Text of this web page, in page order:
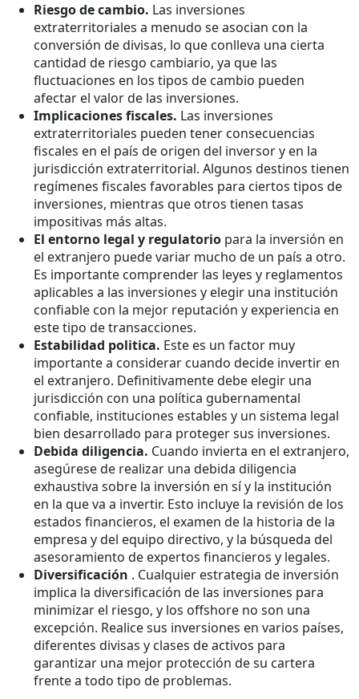
Riesgo de cambio. Las inversiones
extraterritoriales a menudo se asocian con la
conversión de divisas, lo que conlleva una cierta
cantidad de riesgo cambiario, ya que las
fluctuaciones en los tipos de cambio pueden
afectar el valor de las inversiones.
Implicaciones fiscales. Las inversiones
extraterritoriales pueden tener consecuencias
fiscales en el país de origen del inversor y en la
jurisdicción extraterritorial. Algunos destinos tienen
regímenes fiscales favorables para ciertos tipos de
inversiones, mientras que otros tienen tasas
impositivas más altas.
El entorno legal y regulatorio para la inversión en
el extranjero puede variar mucho de un país a otro.
Es importante comprender las leyes y reglamentos
aplicables a las inversiones y elegir una institución
confiable con la mejor reputación y experiencia en
este tipo de transacciones.
Estabilidad politica. Este es un factor muy
importante a considerar cuando decide invertir en
el extranjero. Definitivamente debe elegir una
jurisdicción con una política gubernamental
confiable, instituciones estables y un sistema legal
bien desarrollado para proteger sus inversiones.
Debida diligencia. Cuando invierta en el extranjero,
asegúrese de realizar una debida diligencia
exhaustiva sobre la inversión en sí y la institución
en la que va a invertir. Esto incluye la revisión de los
estados financieros, el examen de la historia de la
empresa y del equipo directivo, y la búsqueda del
asesoramiento de expertos financieros y legales.
Diversificación . Cualquier estrategia de inversión
implica la diversificación de las inversiones para
minimizar el riesgo, y los offshore no son una
excepción. Realice sus inversiones en varios países,
diferentes divisas y clases de activos para
garantizar una mejor protección de su cartera
frente a todo tipo de problemas.